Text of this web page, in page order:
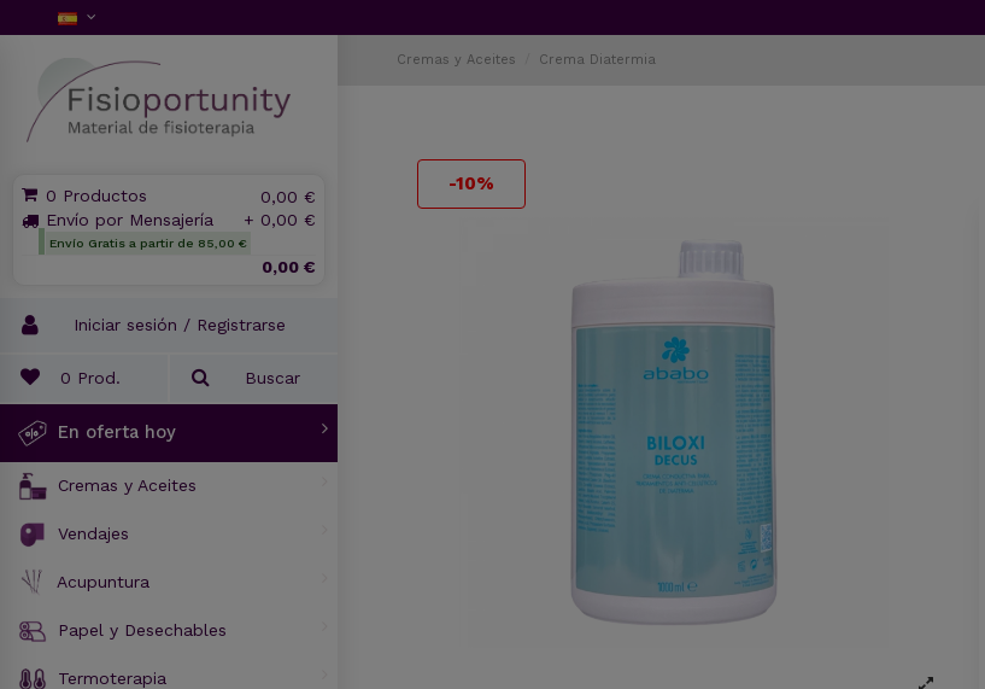
0 Productos
0,00 €
Envío por Mensajería
+ 0,00 €
Envío Gratis a partir de 85,00 €
0,00 €
Iniciar sesión / Registrarse
0 Prod. Buscar
En oferta hoy
Cremas y Aceites
Vendajes
Acupuntura
Papel y Desechables
Termoterapia
Cremas y Aceites Crema Diatermia
-10%